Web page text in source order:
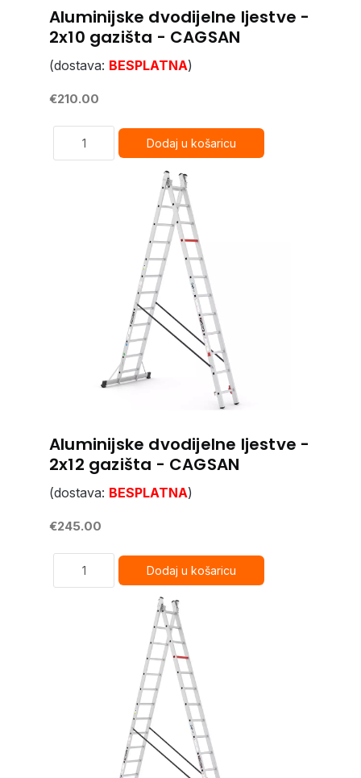
Aluminijske dvodijelne ljestve -
2x10 gazišta - CAGSAN
(dostava: BESPLATNA)
€210.00
Aluminijske dvodijelne ljestve -
2x12 gazišta - CAGSAN
(dostava: BESPLATNA)
€245.00